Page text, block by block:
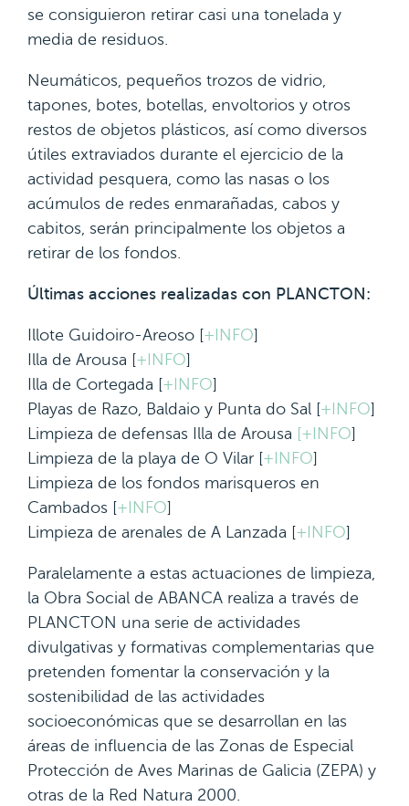
se consiguieron retirar casi una tonelada y
media de residuos.
Neumáticos, pequeños trozos de vidrio,
tapones, botes, botellas, envoltorios y otros
restos de objetos plásticos, así como diversos
útiles extraviados durante el ejercicio de la
actividad pesquera, como las nasas o los
acúmulos de redes enmarañadas, cabos y
cabitos, serán principalmente los objetos a
retirar de los fondos.
Últimas acciones realizadas con PLANCTON:
Illote Guidoiro-Areoso [+INFO]
Illa de Arousa [+INFO]
Illa de Cortegada [+INFO]
Playas de Razo, Baldaio y Punta do Sal [+INFO]
Limpieza de defensas Illa de Arousa [+INFO]
Limpieza de la playa de O Vilar [+INFO]
Limpieza de los fondos marisqueros en
Cambados [+INFO]
Limpieza de arenales de A Lanzada [+INFO]
Paralelamente a estas actuaciones de limpieza,
la Obra Social de ABANCA realiza a través de
PLANCTON una serie de actividades
divulgativas y formativas complementarias que
pretenden fomentar la conservación y la
sostenibilidad de las actividades
socioeconómicas que se desarrollan en las
áreas de influencia de las Zonas de Especial
Protección de Aves Marinas de Galicia (ZEPA) y
otras de la Red Natura 2000.